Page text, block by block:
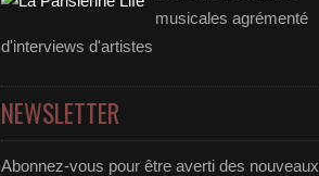
musicales agrémenté
d'interviews d'artistes
NEWSLETTER
Abonnez-vous pour être averti des nouveaux